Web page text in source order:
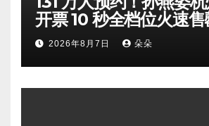
开票 10 秒全档位火速售
2026年8月7日 朵朵